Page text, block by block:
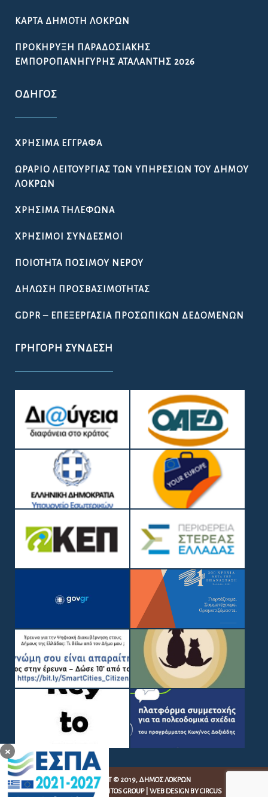
×
ΚΆΡΤΑ ΔΗΜΌΤΗ ΛΟΚΡΏΝ
ΠΡΟΚΉΡΥΞΗ ΠΑΡΑΔΟΣΙΑΚΉΣ
ΕΜΠΟΡΟΠΑΝΉΓΥΡΗΣ ΑΤΑΛΆΝΤΗΣ 2026
ΟΔΗΓΌΣ
ΧΡΉΣΙΜΑ ΈΓΓΡΑΦΑ
ΩΡΆΡΙΟ ΛΕΙΤΟΥΡΓΊΑΣ ΤΩΝ ΥΠΗΡΕΣΙΏΝ ΤΟΥ ΔΉΜΟΥ
ΛΟΚΡΏΝ
ΧΡΉΣΙΜΑ ΤΗΛΈΦΩΝΑ
ΧΡΉΣΙΜΟΙ ΣΎΝΔΕΣΜΟΙ
ΠΟΙΌΤΗΤΑ ΠΌΣΙΜΟΥ ΝΕΡΟΎ
ΔΉΛΩΣΗ ΠΡΟΣΒΑΣΙΜΌΤΗΤΑΣ
GDPR – ΕΠΕΞΕΡΓΑΣΙΑ ΠΡΟΣΩΠΙΚΩΝ ΔΕΔΟΜΕΝΩΝ
ΓΡΉΓΟΡΗ ΣΎΝΔΕΣΗ
COPYRIGHT © 2019, ΔΉΜΟΣ ΛΟΚΡΏΝ
WEB DEVELOPMENT BYEGRITOS GROUP| WEB DESIGN BY CIRCUS